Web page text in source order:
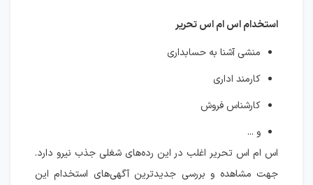
استخدام اس ام اس تحریر
منشی آشنا به حسابداری
کارمند اداری
کارشناس فروش
و ...
اس ام اس تحریر اغلب در این رده‌های شغلی جذب نیرو دارد.
جهت مشاهده و بررسی جدیدترین آگهی‌های استخدام این